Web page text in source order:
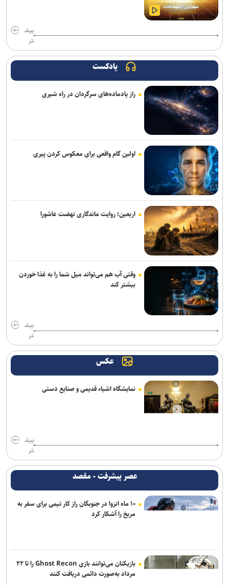
معرفی شدند
پایان فیلمبرداری «پدر سنگ»/ روایتی از زخم‌های کودکی
هدف‌گذاری پرداخت ۳۰ هزار وام اشتغال تا پایان سال/ تشکیل بانک
مشاغل ایثارگران در دستور کار است
با رفتن اکبر عبدی یک برادر را از دست دادم/ بازیگری که همیشه برگ
برنده‌ای با خود داشت
فیلم مرموز ونیز به‌دلیل «ملاحظات امنیتی» از اعلام رسمی جا ماند
«مرد عنکبوتی: یک روز تازه» در آستانه فتح رکوردهای تازه؛ «اودیسه» از
یک میلیارد دلار گذشت
«زنده‌شور» و «استخر» همچنان می‌تازند/ مجموع فروش هفتگی دو فیلم،
۱۳ برابر ۶ فیلم دیگر! + جدول فروش
نمایش در ۱۵ استان
«واراناسی» راجامولی؛ دومین فیلم تمام‌آی‌مکس تاریخ با بودجه ۱۵۰
میلیون دلاری
کتاب «برنامه راهبردی حکمرانی‌محور» بنیاد شهید رونمایی شد/ برنامه
پنج‌ساله بنیاد شهید و امور ایثارگران برای حرکت تا افق ۱۴۱۰
اجرای «خسوف»؛ روایت موسیقایی عاشورا در تالار وحدت
از صناعات خمس تا نقد صورت‌گرایی؛ وقتی منطق از «تشخیص» فاصله
از مأموریت استانی تا اجرای مدل تأمین مالی خرد زنان در خوزستان
«سوگواره نذر شعر»؛ تلاش برای پیوند شعر عاشورایی با انسان معاصر
انتصابات جدید در موزه ملی انقلاب اسلامی و دفاع مقدس
«دورهمی سرتوک؛ شبی برای قصه و قدردانی» در تالار هنر برگزار می‌شود
احیای ۹۵ واحد تولیدی آسیب‌دیده از جنگ در استان تهران
پویش ملی «نامه‌ای از آسمان» همزمان با بارش شهابی برساوشی برگزار
می‌شود
بیش
تر
پادکست
راز پادماده‌های سرگردان در راه شیری
اولین گام واقعی برای معکوس کردن پیری
اربعین؛ روایت ماندگاری نهضت عاشورا
وقتی آب هم می‌تواند میل شما را به غذا خوردن
بیشتر کند
بیش
تر
عکس
نمایشگاه اشیاء قدیمی و صنایع دستی
بیش
تر
عصر پیشرفت - مقصد
۱۰ ماه انزوا در جنوبگان راز کار تیمی برای سفر به
مریخ را آشکار کرد
بازیکنان می‌توانند بازی Ghost Recon را تا ۲۲
مرداد به‌صورت دائمی دریافت کنند